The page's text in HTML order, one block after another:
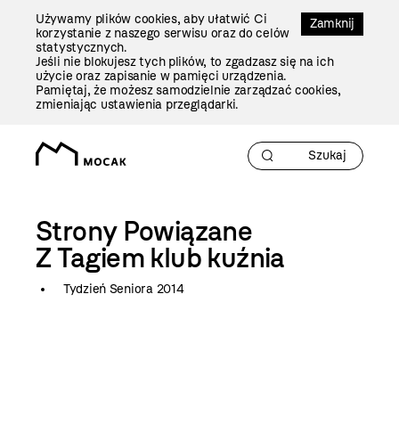
Zamknij
Używamy plików cookies, aby ułatwić Ci
korzystanie z naszego serwisu oraz do celów
statystycznych.
Jeśli nie blokujesz tych plików, to zgadzasz się na ich
użycie oraz zapisanie w pamięci urządzenia.
Pamiętaj, że możesz samodzielnie zarządzać cookies,
zmieniając ustawienia przeglądarki.
Strony Powiązane
Z Tagiem klub kuźnia
Tydzień Seniora 2014